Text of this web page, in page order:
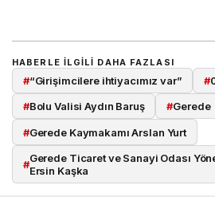
HABERLE ILGILI DAHA FAZLASI
#“Girişimcilere ihtiyacımız var” #
#Bolu Valisi Aydın Baruş #Gerede
#Gerede Kaymakamı Arslan Yurt
#Gerede Ticaret ve Sanayi Odası
Ersin Kaşka